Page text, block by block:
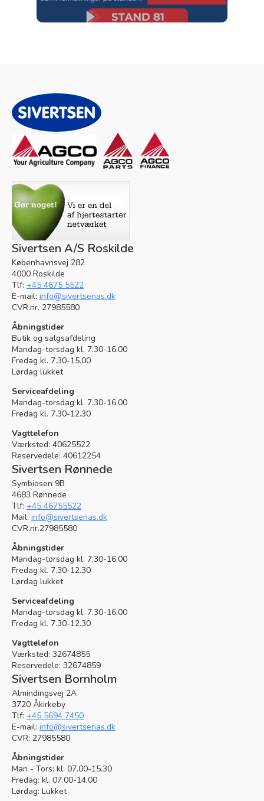
Sivertsen A/S Roskilde
Københavnsvej 282
4000 Roskilde
Tlf: +45 4675 5522
E-mail: info@sivertsenas.dk
CVR.nr. 27985580
Åbningstider
Butik og salgsafdeling
Mandag-torsdag kl. 7.30-16.00
Fredag kl. 7.30-15.00
Lørdag lukket
Serviceafdeling
Mandag-torsdag kl. 7.30-16.00
Fredag kl. 7.30-12.30
Vagttelefon
Værksted: 40625522
Reservedele: 40612254
Sivertsen Rønnede
Symbiosen 9B
4683 Rønnede
Tlf: +45 46755522
Mail: info@sivertsenas.dk
CVR.nr.27985580
Åbningstider
Mandag-torsdag kl. 7.30-16.00
Fredag kl. 7.30-12.30
Lørdag lukket
Serviceafdeling
Mandag-torsdag kl. 7.30-16.00
Fredag kl. 7.30-12.30
Vagttelefon
Værksted: 32674855
Reservedele: 32674859
Sivertsen Bornholm
Almindingsvej 2A
3720 Åkirkeby
Tlf: +45 5694 7450
E-mail: info@sivertsenas.dk
CVR: 27985580
Åbningstider
Man - Tors: kl. 07.00-15.30
Fredag: kl. 07.00-14.00
Lørdag: Lukket